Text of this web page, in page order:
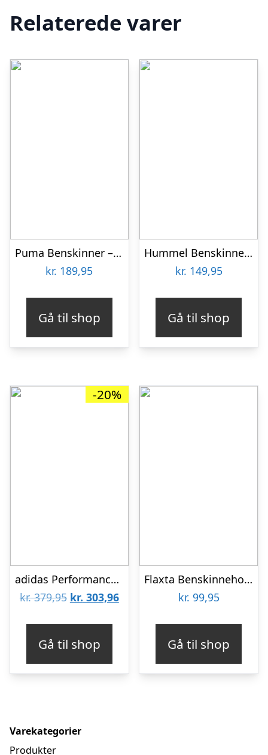
Relaterede varer
Puma Benskinner – ULTRA Light – Sort/Sølv
kr. 189,95
Gå til shop
Hummel Benskinner – HmlShin Guards Flex Shell – Pompeian Red
kr. 149,95
Gå til shop
-20%
adidas Performance Benskinner – Tiro SG Com – Black/Goldmt/White
kr.379,95 Den
kr. 379,95.
kr. 303,96Den
kr. 303,96.
Gå til shop
Flaxta Benskinneholder – Sort
kr. 99,95
Gå til shop
Varekategorier
Produkter